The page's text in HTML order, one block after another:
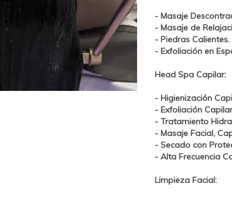
- Masaje
- Masaje de
- Piedras Calientes.
- Exfoliación en
Head Spa Capilar:
- Higienización
- Exfoliación
- Tratamiento
- Masaje Facial,
- Secado con
- Alta Frecuencia
Limpieza Facial: